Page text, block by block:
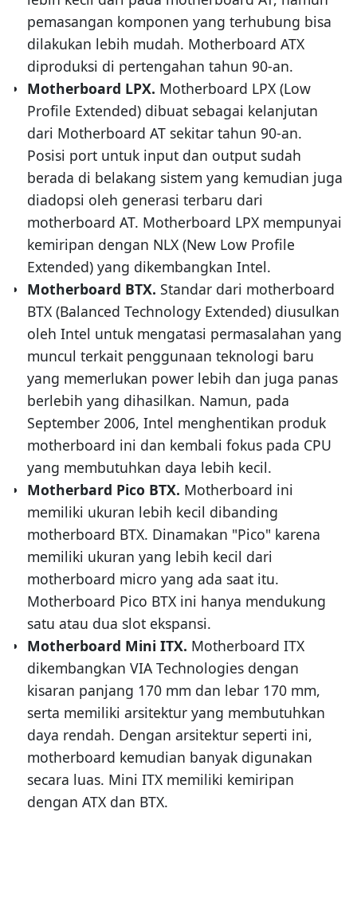
pemasangan komponen yang terhubung bisa
dilakukan lebih mudah. Motherboard ATX
diproduksi di pertengahan tahun 90-an.
Motherboard LPX. Motherboard LPX (Low
Profile Extended) dibuat sebagai kelanjutan
dari Motherboard AT sekitar tahun 90-an.
Posisi port untuk input dan output sudah
berada di belakang sistem yang kemudian juga
diadopsi oleh generasi terbaru dari
motherboard AT. Motherboard LPX mempunyai
kemiripan dengan NLX (New Low Profile
Extended) yang dikembangkan Intel.
Motherboard BTX. Standar dari motherboard
BTX (Balanced Technology Extended) diusulkan
oleh Intel untuk mengatasi permasalahan yang
muncul terkait penggunaan teknologi baru
yang memerlukan power lebih dan juga panas
berlebih yang dihasilkan. Namun, pada
September 2006, Intel menghentikan produk
motherboard ini dan kembali fokus pada CPU
yang membutuhkan daya lebih kecil.
Motherbard Pico BTX. Motherboard ini
memiliki ukuran lebih kecil dibanding
motherboard BTX. Dinamakan "Pico" karena
memiliki ukuran yang lebih kecil dari
motherboard micro yang ada saat itu.
Motherboard Pico BTX ini hanya mendukung
satu atau dua slot ekspansi.
Motherboard Mini ITX. Motherboard ITX
dikembangkan VIA Technologies dengan
kisaran panjang 170 mm dan lebar 170 mm,
serta memiliki arsitektur yang membutuhkan
daya rendah. Dengan arsitektur seperti ini,
motherboard kemudian banyak digunakan
secara luas. Mini ITX memiliki kemiripan
dengan ATX dan BTX.